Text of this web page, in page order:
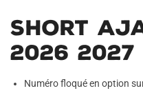
Short
2026 2027
Numéro floqué en option